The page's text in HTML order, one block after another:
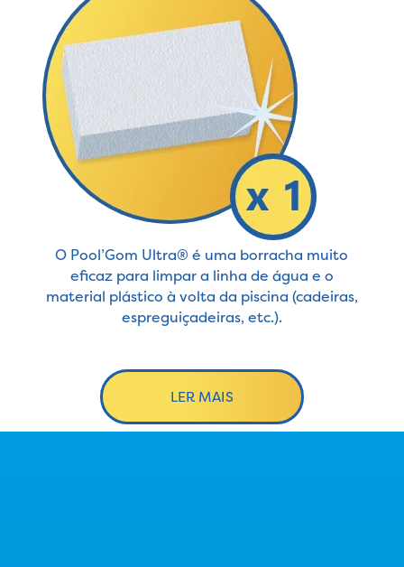
O Pool’Gom Ultra® é uma borracha muito
eficaz para limpar a linha de água e o
material plástico à volta da piscina (cadeiras,
espreguiçadeiras, etc.).
LER MAIS